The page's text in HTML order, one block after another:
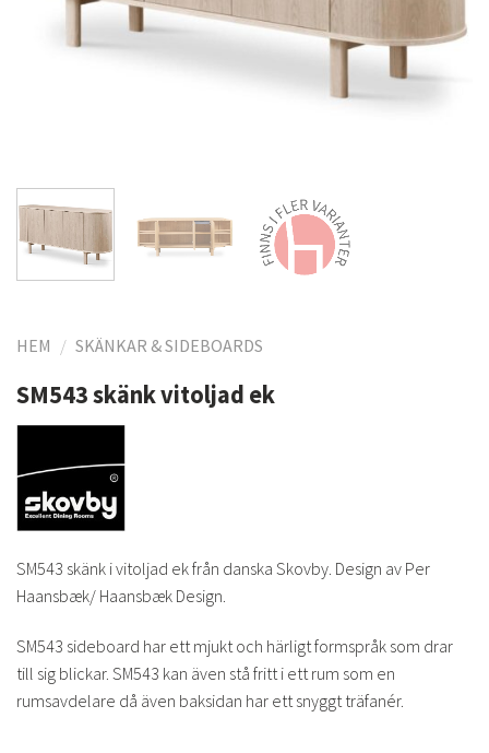
HEM / SKÄNKAR & SIDEBOARDS
SM543 skänk vitoljad ek
SM543 skänk i vitoljad ek från danska Skovby. Design av Per
Haansbæk/ Haansbæk Design.
SM543 sideboard har ett mjukt och härligt formspråk som drar
till sig blickar. SM543 kan även stå fritt i ett rum som en
rumsavdelare då även baksidan har ett snyggt träfanér.